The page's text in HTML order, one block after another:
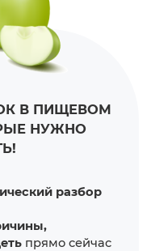
В ПИЩЕВОМ
НУЖНО
разбор
прямо сейчас